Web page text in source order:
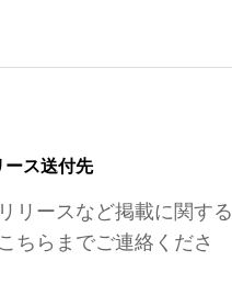
ース送付先
リースなど掲載に関する
ちらまでご連絡くださ